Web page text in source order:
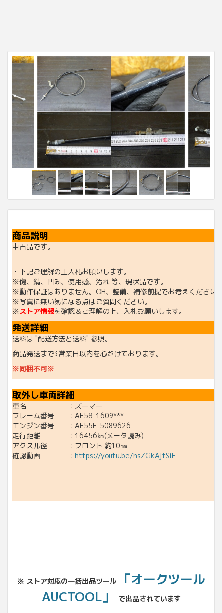
商品説明
中古品です。
・下記ご理解の上入札お願いします。
※傷、錆、凹み、使用感、汚れ 等、現状品です。
※動作保証はありません。OH、整備、補修前提でお考えください
※写真に無い気になる点はご質問ください。
※ストア情報を確認＆ご理解の上、入札お願いします。
発送詳細
送料は "配送方法と送料" 参照。
商品発送まで3営業日以内を心がけております。
※同梱不可※
取外し車両詳細
車名 ：ズーマー
フレーム番号 ：AF58-1609***
エンジン番号 ：AF55E-5089626
走行距離 ：16456㎞(メータ読み)
アクスル径 ：フロント 約10㎜
確認動画 ： https://youtu.be/hsZGkAjtSiE
※ ストア対応の一括出品ツール
「オークツール
AUCTOOL」
で出品されています